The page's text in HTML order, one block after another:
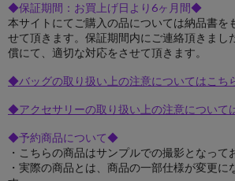
◆保証期間：お買上げ日より6ヶ月間◆
本サイトにてご購入の品については納品書を
せて頂きます。保証期間内にご連絡頂きまし
償にて、適切な対応をさせて頂きます。
◆バッグの取り扱い上の注意についてはこち
◆アクセサリーの取り扱い上の注意について
◆予約商品について◆
・こちらの商品はサンプルでの撮影となって
・実際の商品とは、商品の一部仕様が変更に